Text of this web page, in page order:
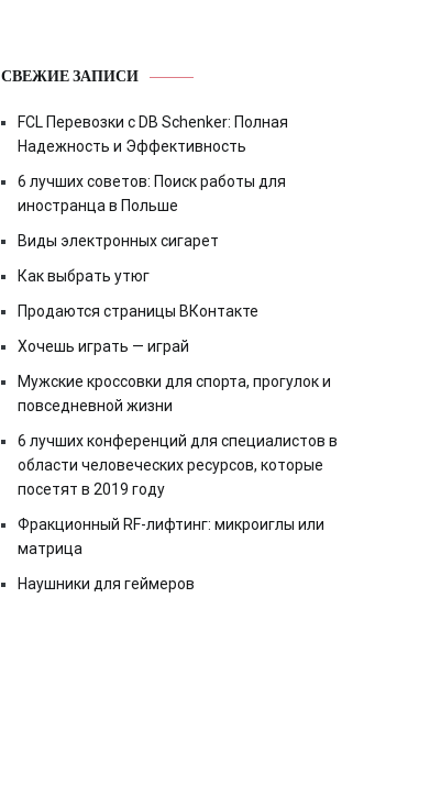
СВЕЖИЕ ЗАПИСИ
FCL Перевозки с DB Schenker: Полная
Надежность и Эффективность
6 лучших советов: Поиск работы для
иностранца в Польше
Виды электронных сигарет
Как выбрать утюг
Продаются страницы ВКонтакте
Хочешь играть — играй
Мужские кроссовки для спорта, прогулок и
повседневной жизни
6 лучших конференций для специалистов в
области человеческих ресурсов, которые
посетят в 2019 году
Фракционный RF-лифтинг: микроиглы или
матрица
Наушники для геймеров